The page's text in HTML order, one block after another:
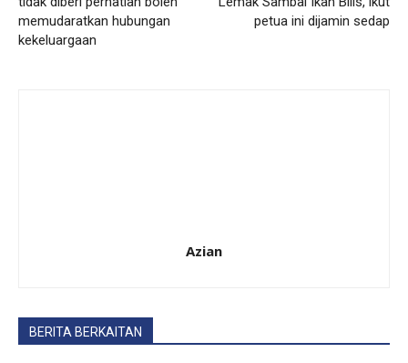
memudaratkan hubungan
kekeluargaan
petua ini dijamin sedap
Azian
BERITA BERKAITAN